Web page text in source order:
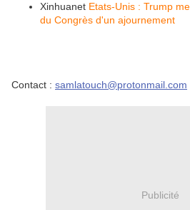
Xinhuanet Etats-Unis : Trump
du Congrès d'un ajournement
Contact : samlatouch@protonmail.com
Publicité